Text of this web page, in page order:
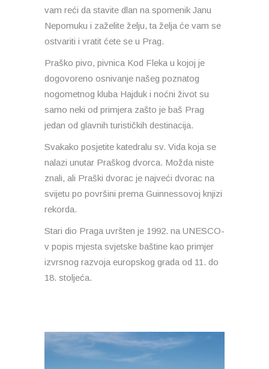
vam reći da stavite dlan na spomenik Janu
Nepomuku i zaželite želju, ta želja će vam se
ostvariti i vratit ćete se u Prag.
Praško pivo, pivnica Kod Fleka u kojoj je
dogovoreno osnivanje našeg poznatog
nogometnog kluba Hajduk i noćni život su
samo neki od primjera zašto je baš Prag
jedan od glavnih turističkih destinacija.
Svakako posjetite katedralu sv. Vida koja se
nalazi unutar Praškog dvorca. Možda niste
znali, ali Praški dvorac je najveći dvorac na
svijetu po površini prema Guinnessovoj knjizi
rekorda.
Stari dio Praga uvršten je 1992. na UNESCO-
v popis mjesta svjetske baštine kao primjer
izvrsnog razvoja europskog grada od 11. do
18. stoljeća.